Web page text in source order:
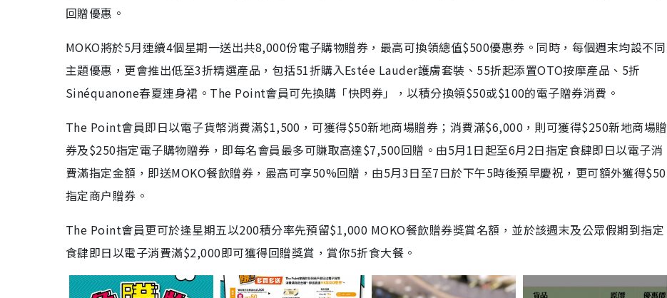
回贈優惠。
MOKO將於5月連續4個星期一送出共8,000份電子購物贈券，最高可換領總值$500優惠券。同時，每個週末均設不同
主題優惠，更會推出低至3折精選產品，包括51折購入Estée Lauder護膚套裝、55折起添置OTO按摩產品、5折
Sinéquanone春夏連身裙。The Point會員可先換購「快閃券」，以積分換領$50或$100的電子贈券消費。
The Point會員即日以電子貨幣消費滿$1,500，可獲得$50新地商場贈券；消費滿$6,000，則可獲得$250新地商場贈
券及$250指定電子購物贈券，即每名會員最多可賺取高達$7,500回贈。由5月1日起至6月2日指定食肆即日以電子消
費滿指定金額，即送MOKO餐飲贈券，最高可享50%回贈，由5月3日至7日於下午5時後預早慶祝，更可額外獲得$50
指定商户贈券。
The Point會員更可於逢星期五以200積分率先預留$1,000 MOKO餐飲贈券獎賞名額，並於該週末及公眾假期到指定
食肆即日以電子消費滿$2,000即可獲得回贈獎賞，賞你5折食大餐。